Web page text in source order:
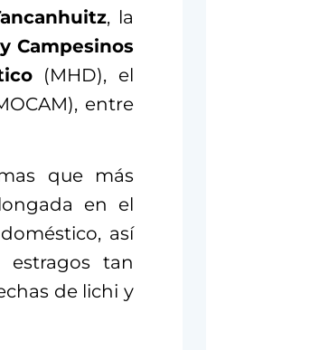
, la
Campesinos
(MHD), el
entre
que más
en el
así
estragos tan
de lichi y